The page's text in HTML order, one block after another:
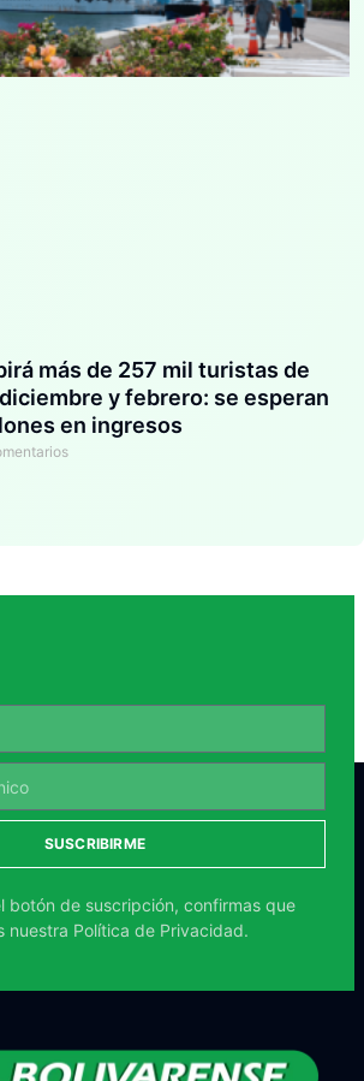
más de 257 mil turistas de
y febrero: se esperan
en ingresos
SUSCRIBIRME
botón de suscripción, confirmas que
nuestra Política de Privacidad.